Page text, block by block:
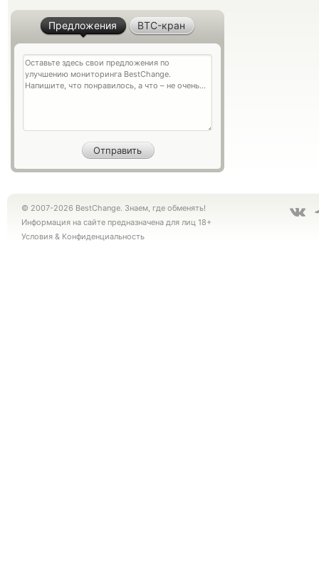
Предложения BTC-кран
© 2007-2026 BestChange. Знаем, где обменять!
Информация на сайте предназначена для лиц 18+
Условия & Конфиденциальность